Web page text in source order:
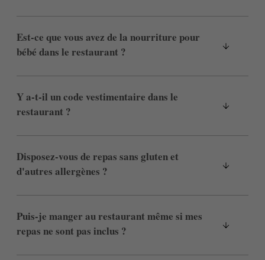
Est-ce que vous avez de la nourriture pour
bébé dans le restaurant ?
Y a-t-il un code vestimentaire dans le
restaurant ?
Disposez-vous de repas sans gluten et
d'autres allergènes ?
Puis-je manger au restaurant même si mes
repas ne sont pas inclus ?